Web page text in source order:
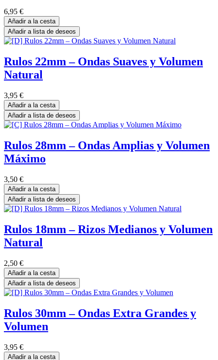
6,95 €
Añadir a la cesta
Añadir a lista de deseos
Rulos 22mm – Ondas Suaves y Volumen
Natural
3,95 €
Añadir a la cesta
Añadir a lista de deseos
Rulos 28mm – Ondas Amplias y Volumen
Máximo
3,50 €
Añadir a la cesta
Añadir a lista de deseos
Rulos 18mm – Rizos Medianos y Volumen
Natural
2,50 €
Añadir a la cesta
Añadir a lista de deseos
Rulos 30mm – Ondas Extra Grandes y
Volumen
3,95 €
Añadir a la cesta